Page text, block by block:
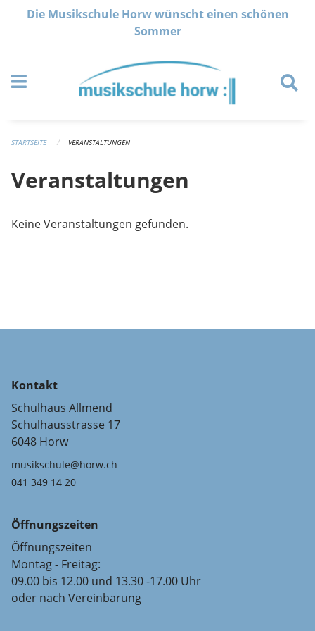
Navigation überspringen
Die Musikschule Horw wünscht einen schönen
Sommer
STARTSEITE VERANSTALTUNGEN
Veranstaltungen
Keine Veranstaltungen gefunden.
Kontakt
Schulhaus Allmend
Schulhausstrasse 17
6048 Horw
musikschule@horw.ch
041 349 14 20
Öffnungszeiten
Öffnungszeiten
Montag - Freitag:
09.00 bis 12.00 und 13.30 -17.00 Uhr
oder nach Vereinbarung